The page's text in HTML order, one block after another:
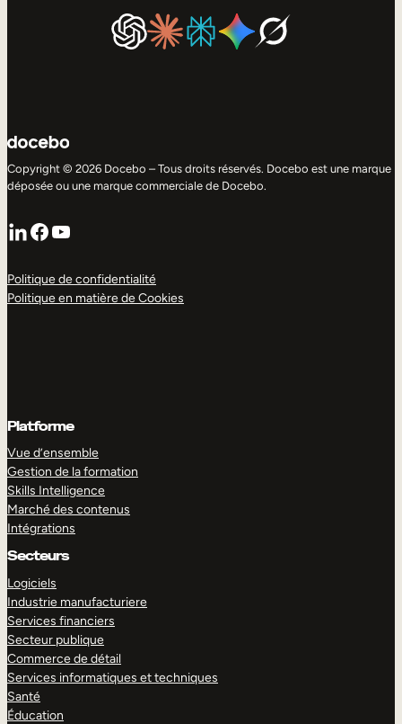
Copyright © 2026 Docebo – Tous droits réservés. Docebo est une marque
déposée ou une marque commerciale de Docebo.
LinkedIn
Facebook
YouTube
Politique de confidentialité
Politique en matière de Cookies
Platforme
Vue d’ensemble
Gestion de la formation
Skills Intelligence
Marché des contenus
Intégrations
Secteurs
Logiciels
Industrie manufacturiere
Services financiers
Secteur publique
Commerce de détail
Services informatiques et techniques
Santé
Éducation